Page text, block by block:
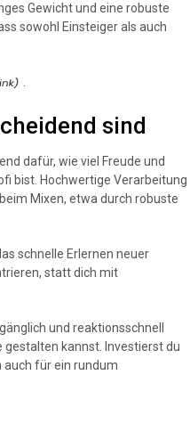
Gewicht und eine robuste
sowohl Einsteiger als auch
sind
dafür, wie viel Freude und
bist. Hochwertige Verarbeitung
Mixen, etwa durch robuste
schnelle Erlernen neuer
statt dich mit
und reaktionsschnell
kannst. Investierst du
auch für ein rundum